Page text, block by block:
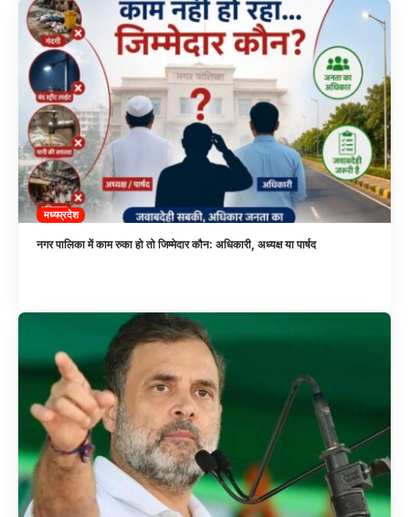
मध्यप्रदेश
नगर पालिका में काम रुका हो तो जिम्मेदार कौन: अधिकारी, अध्यक्ष या पार्षद